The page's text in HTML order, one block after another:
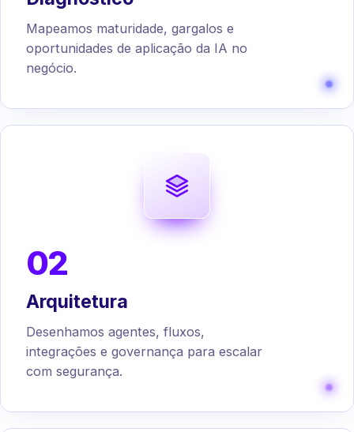
Mapeamos maturidade, gargalos e
oportunidades de aplicação da IA no
negócio.
02
Arquitetura
Desenhamos agentes, fluxos,
integrações e governança para escalar
com segurança.